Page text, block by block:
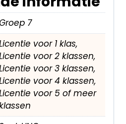
7
voor 1 klas,
voor 2 klassen,
voor 3 klassen,
voor 4 klassen,
voor 5 of meer